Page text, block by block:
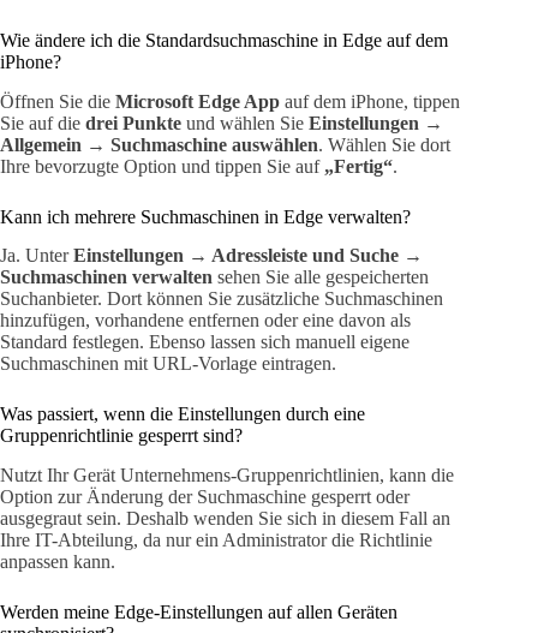
Wie ändere ich die Standardsuchmaschine in Edge auf dem
iPhone?
Öffnen Sie die Microsoft Edge App auf dem iPhone, tippen
Sie auf die drei Punkte und wählen Sie Einstellungen →
Allgemein → Suchmaschine auswählen. Wählen Sie dort
Ihre bevorzugte Option und tippen Sie auf „Fertig“.
Kann ich mehrere Suchmaschinen in Edge verwalten?
Ja. UnterEinstellungen → Adressleiste und Suche →
Suchmaschinen verwalten sehen Sie alle gespeicherten
Suchanbieter. Dort können Sie zusätzliche Suchmaschinen
hinzufügen, vorhandene entfernen oder eine davon als
Standard festlegen. Ebenso lassen sich manuell eigene
Suchmaschinen mit URL-Vorlage eintragen.
Was passiert, wenn die Einstellungen durch eine
Gruppenrichtlinie gesperrt sind?
Nutzt Ihr Gerät Unternehmens-Gruppenrichtlinien, kann die
Option zur Änderung der Suchmaschine gesperrt oder
ausgegraut sein. Deshalb wenden Sie sich in diesem Fall an
Ihre IT-Abteilung, da nur ein Administrator die Richtlinie
anpassen kann.
Werden meine Edge-Einstellungen auf allen Geräten